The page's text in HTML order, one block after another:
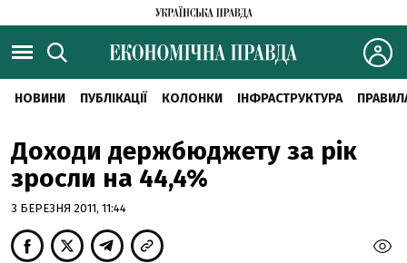
НОВИНИ ПУБЛІКАЦІЇ КОЛОНКИ ІНФРАСТРУКТУРА
Доходи держбюджету за рік
зросли на 44,4%
3 БЕРЕЗНЯ 2011, 11:44